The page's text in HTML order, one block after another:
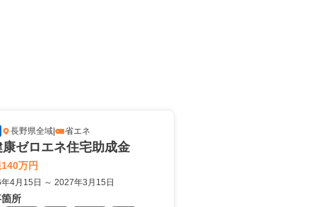
長野県全域 省エネ
ゼロエネ住宅助成金
140万円
4月15日 ～ 2027年3月15日
所